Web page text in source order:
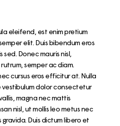
eleifend, est enim pretium
elit. Duis bibendum eros
Donec mauris nisl,
semper ac diam.
cursus eros efficitur at. Nulla
vestibulum dolor consectetur
magna nec mattis
nisl, ut mollis leo metus nec
Duis dictum libero et